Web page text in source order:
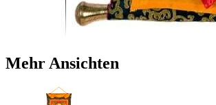
Mehr Ansichten